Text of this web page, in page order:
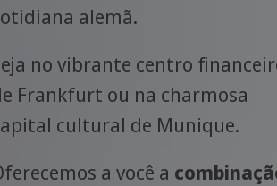
alemã.
no vibrante centro
Frankfurt ou na charmosa
cultural de Munique.
a você a